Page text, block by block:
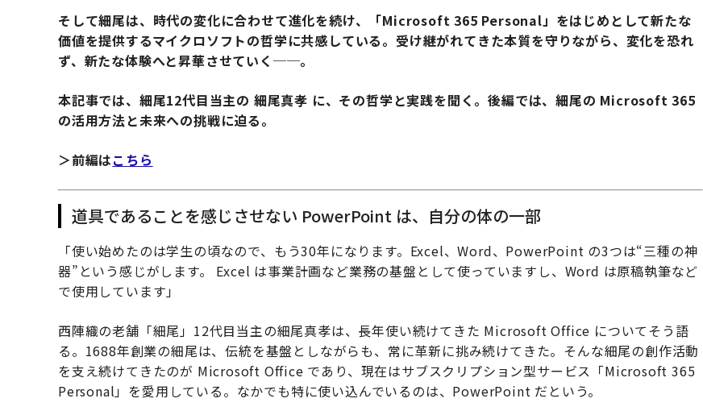
そして細尾は、時代の変化に合わせて進化を続け、「Microsoft 365 Personal」をはじめとして新たな
価値を提供するマイクロソフトの哲学に共感している。受け継がれてきた本質を守りながら、変化を恐れ
ず、新たな体験へと昇華させていく──。
本記事では、細尾12代目当主の 細尾真孝 に、その哲学と実践を聞く。後編では、細尾の Microsoft 365
の活用方法と未来への挑戦に迫る。
＞前編はこちら
道具であることを感じさせない PowerPoint は、自分の体の一部
「使い始めたのは学生の頃なので、もう30年になります。Excel、Word、PowerPoint の3つは“三種の神
器”という感じがします。 Excel は事業計画など業務の基盤として使っていますし、Word は原稿執筆など
で使用しています」
西陣織の老舗「細尾」12代目当主の細尾真孝は、長年使い続けてきた Microsoft Office についてそう語
る。1688年創業の細尾は、伝統を基盤としながらも、常に革新に挑み続けてきた。そんな細尾の創作活動
を支え続けてきたのが Microsoft Office であり、現在はサブスクリプション型サービス「Microsoft 365
Personal」を愛用している。なかでも特に使い込んでいるのは、PowerPoint だという。